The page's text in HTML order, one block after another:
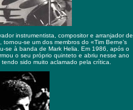
instrumentista, compositor e arranjador de
se um dos membros do «Tim Berne’s
se à banda de Mark Helia. Em 1986, após o
o seu próprio quinteto e abriu nesse ano
sido muito aclamado pela crítica.